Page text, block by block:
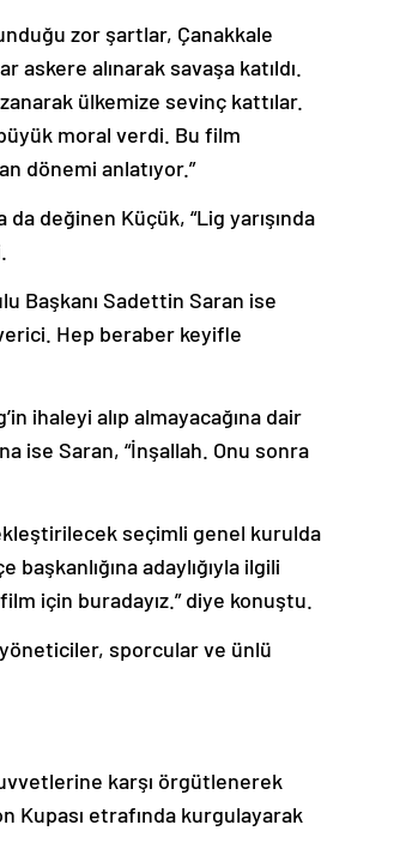
zor şartlar, Çanakkale
askere alınarak savaşa katıldı.
ülkemize sevinç kattılar.
moral verdi. Bu film
dönemi anlatıyor.”
değinen Küçük, “Lig yarışında
Başkanı Sadettin Saran ise
Hep beraber keyifle
ihaleyi alıp almayacağına dair
ise Saran, “İnşallah. Onu sonra
seçimli genel kurulda
adaylığıyla ilgili
için buradayız.” diye konuştu.
yöneticiler, sporcular ve ünlü
karşı örgütlenerek
Kupası etrafında kurgulayarak